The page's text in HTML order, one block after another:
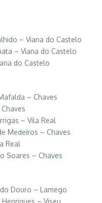
– Viana do Castelo
– Viana do Castelo
do Castelo
– Chaves
– Vila Real
Medeiros – Chaves
Real​​
Soares – Chaves
Douro – Lamego
– Viseu